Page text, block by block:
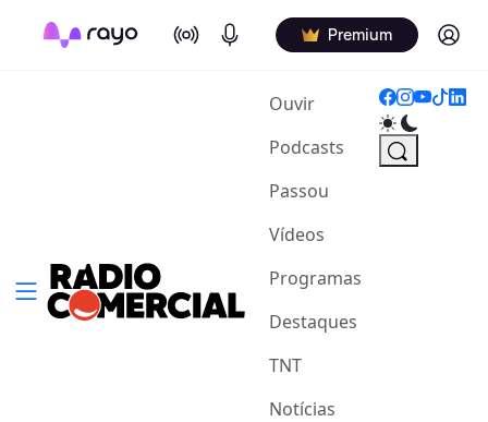
On Air Podcasts Premium Log in
Ouvir(current)
Podcasts
Passou
Vídeos
Programas
Destaques
TNT
Notícias